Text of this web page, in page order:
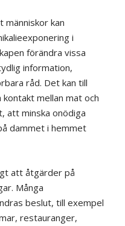
kan
i
förändra vissa
information,
råd. Det kan till
mellan mat och
att minska onödiga
dammet i hemmet
att åtgärder på
Många
beslut, till exempel
restauranger,